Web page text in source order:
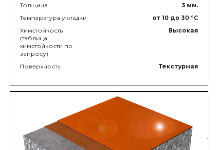
Толщина 3 мм.
Температура укладки
от 10 до 30 °C
Химстойкость
(таблица
химстойкости по
запросу)
Высокая
Поверхность Текстурная